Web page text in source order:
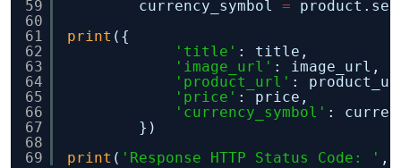
59
60
61
62
63
64
65
66
67
68
69
currency_symbol =
print ({
'title' : title,
'image_url' : image_url,
'product_url' :
'price' : price,
'currency_symbol' :
})
print ( 'Response HTTP Status Code: ' ,